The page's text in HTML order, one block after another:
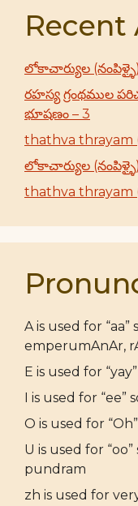
Recent
లోకాచార్యుల
రహస్య గ్రంథముల
భూషణం – 3
thathva thrayam
లోకాచార్యుల
thathva thrayam
A is used for
emperumAnAr,
E is used for
I is used for “ee”
O is used for
U is used for
pundram
zh is used for